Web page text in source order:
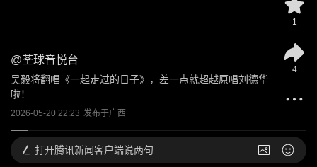
@荃球音悦台
吴毅将翻唱《一起走过的日子》，差一点就超越原唱刘德华
啦！
2026-05-20 22:23 发布于广西
1
4
打开腾讯新闻客户端说两句